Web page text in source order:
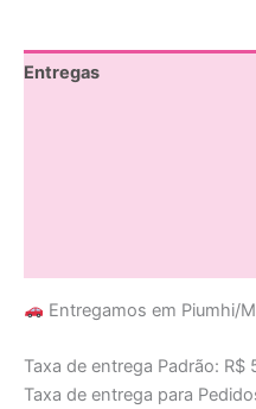
Entregas
Entregamos em Piumhi/
Taxa de entrega Padrão: R$
Taxa de entrega para